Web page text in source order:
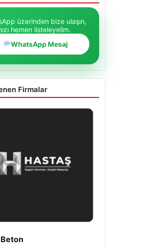
üzerinden bize ulaşın,
hemen listeleyelim.
WhatsApp Mesaj
Firmalar
Avukatlık Bürosu